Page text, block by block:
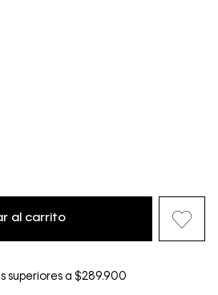
al carrito
superiores a $289.900